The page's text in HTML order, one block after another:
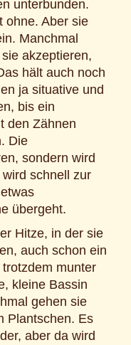
unterbunden.
ohne. Aber sie
Manchmal
akzeptieren,
hält auch noch
ja situative und
bis ein
den Zähnen
Die
sondern wird
schnell zur
übergeht.
Hitze, in der sie
auch schon ein
munter
kleine Bassin
gehen sie
Plantschen. Es
aber da wird